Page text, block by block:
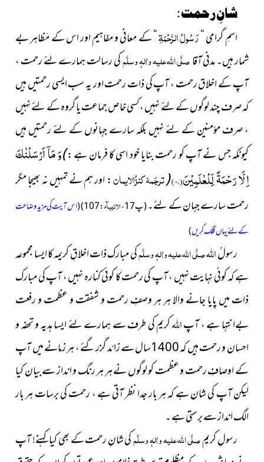
شانِ رحمت :
اسمِ گرامی “رَسُولُ الرَّحْمَةِ“ کے معانی و مفاہیم اور اس کے مَظاہر بے
شمار ہیں۔ مدنی آقاصلَّی اللہ علیہ واٰلہٖ وسلَّمکی رسالت ہمارے لئے رحمت ،
آپ کے اخلاق رحمت ، آپ کی ذات رحمت اور یہ سب ایسی رحمتیں ہیں
کہ صرف چند لوگوں کے لئے نہیں ، کسی خاص جماعت یا گروہ کے لئے نہیں
، صرف مؤمنین کے لئے نہیں بلکہ سارے جہانوں کے لئےرحمتیں ہیں
کیونکہ جس نے آپ کو رحمت بنایا خود اسی کا فرمان ہے :)وَ مَاۤ اَرْسَلْنٰكَ
اِلَّا رَحْمَةً لِّلْعٰلَمِیْنَ(۱۰۷)
(ترجَمۂ کنزُالایمان: اور ہم نے تمہیں نہ بھیجا مگر
رحمت سارے جہان کے لئے۔(پ17 ، الانبیآء: 107)
(اس آیت کی مزید وضاحت
کے لئے یہاں کلک کریں)
رسولُاللہصلَّی اللہ علیہ واٰلہٖ وسلَّمکی مبارک ذات اخلاقِ کریمہ کا ایسا مجموعہ
ہےکہ کوئی نہایت نہیں ، آپ كی رحمت کا کوئی کنارہ نہیں ، آپ کی مبارک
ذات میں پایا جانے والا ہر ہر وصفِ رحمت و شفقت و عظمت و رفعت
بےانتہا ہے ، آپاللہکریم کی طرف سے ہمارے لئے ایسا ہدیہ و تحفہ و
احسان و رحمت ہیں کہ 1400سال سے زائد گزر گئے ، ہر زمانے میں آپ
کے اوصافِ رحمت و عظمت کو لوگوں نے ہر ہر رنگ و انداز سے بیان کیا
لیکن آپ کی شان ہے کہ ہر بار جدا نظر آتی ہے ، رحمت کی برسات ہر بار
الگ انداز سے برستی ہے ۔
رسولِ کریمصلَّی اللہ علیہ واٰلہٖ وسلَّمکی شانِ رحمت کے بھی کیا کہنے! آپ